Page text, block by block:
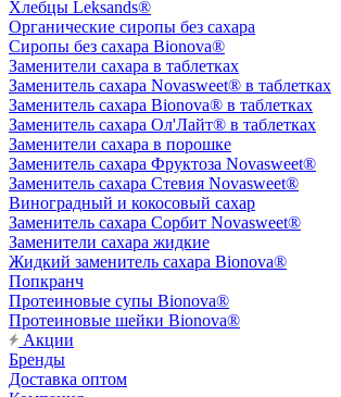
Хлебцы Leksands®
Органические сиропы без сахара
Сиропы без сахара Bionova®
Заменители сахара в таблетках
Заменитель сахара Novasweet® в таблетках
Заменитель сахара Bionova® в таблетках
Заменитель сахара Ол'Лайт® в таблетках
Заменители сахара в порошке
Заменитель сахара Фруктоза Novasweet®
Заменитель сахара Стевия Novasweet®
Виноградный и кокосовый сахар
Заменитель сахара Сорбит Novasweet®
Заменители сахара жидкие
Жидкий заменитель сахара Bionova®
Попкранч
Протеиновые супы Bionova®
Протеиновые шейки Bionova®
Акции
Бренды
Доставка оптом